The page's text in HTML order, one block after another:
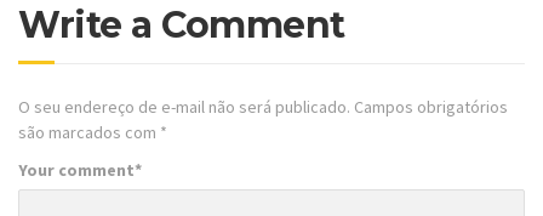
Write a Comment
O seu endereço de e-mail não será publicado. Campos obrigatórios
são marcados com *
Your comment*